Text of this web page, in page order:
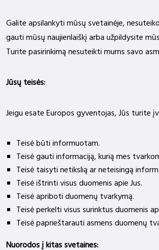
Galite apsilankyti mūsų svetainėje,
gauti mūsų naujienlaiškį arba užpildysite
Turite pasirinkimą nesuteikti mums savo
Jūsų teisės:
Jeigu esate Europos gyventojas, Jūs turite
Teisė būti informuotam.
Teisė gauti informaciją, kurią mes
Teisė taisyti netikslią ar neteisingą
Teisė ištrinti visus duomenis apie Jus.
Teisė apriboti duomenų tvarkymą.
Teisė perkelti visus surinktus duomenis
Teisė paprieštarauti asmens duomenų
Nuorodos į kitas svetaines: